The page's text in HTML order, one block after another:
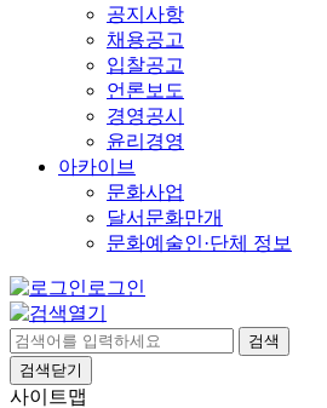
공지사항
채용공고
입찰공고
언론보도
경영공시
윤리경영
아카이브
문화사업
달서문화만개
문화예술인·단체 정보
로그인
검색
검색닫기
사이트맵